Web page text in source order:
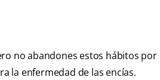
no abandones estos hábitos por
la enfermedad de las encías.